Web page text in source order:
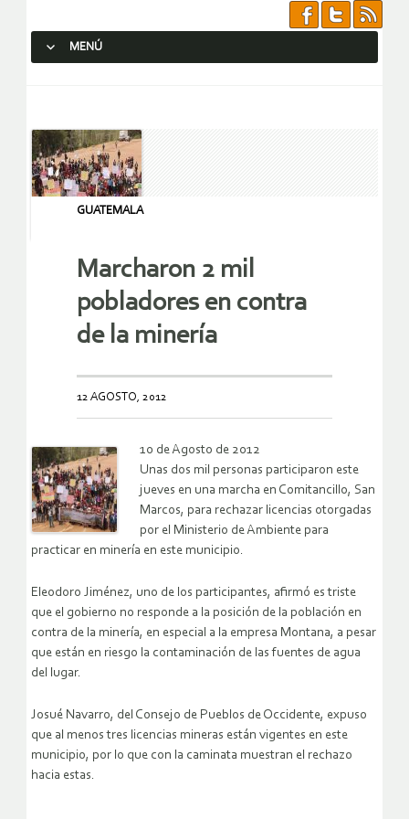
MENÚ
GUATEMALA
Marcharon 2 mil
pobladores en contra
de la minería
12 AGOSTO, 2012
10 de Agosto de 2012
Unas dos mil personas participaron este
jueves en una marcha en Comitancillo, San
Marcos, para rechazar licencias otorgadas
por el Ministerio de Ambiente para
practicar en minería en este municipio.
Eleodoro Jiménez, uno de los participantes, afirmó es triste
que el gobierno no responde a la posición de la población en
contra de la minería, en especial a la empresa Montana, a pesar
que están en riesgo la contaminación de las fuentes de agua
del lugar.
Josué Navarro, del Consejo de Pueblos de Occidente, expuso
que al menos tres licencias mineras están vigentes en este
municipio, por lo que con la caminata muestran el rechazo
hacia estas.